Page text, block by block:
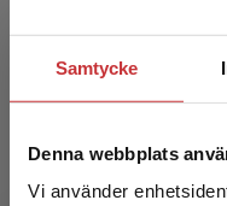
Samtycke
Denna webbplats
Vi använder